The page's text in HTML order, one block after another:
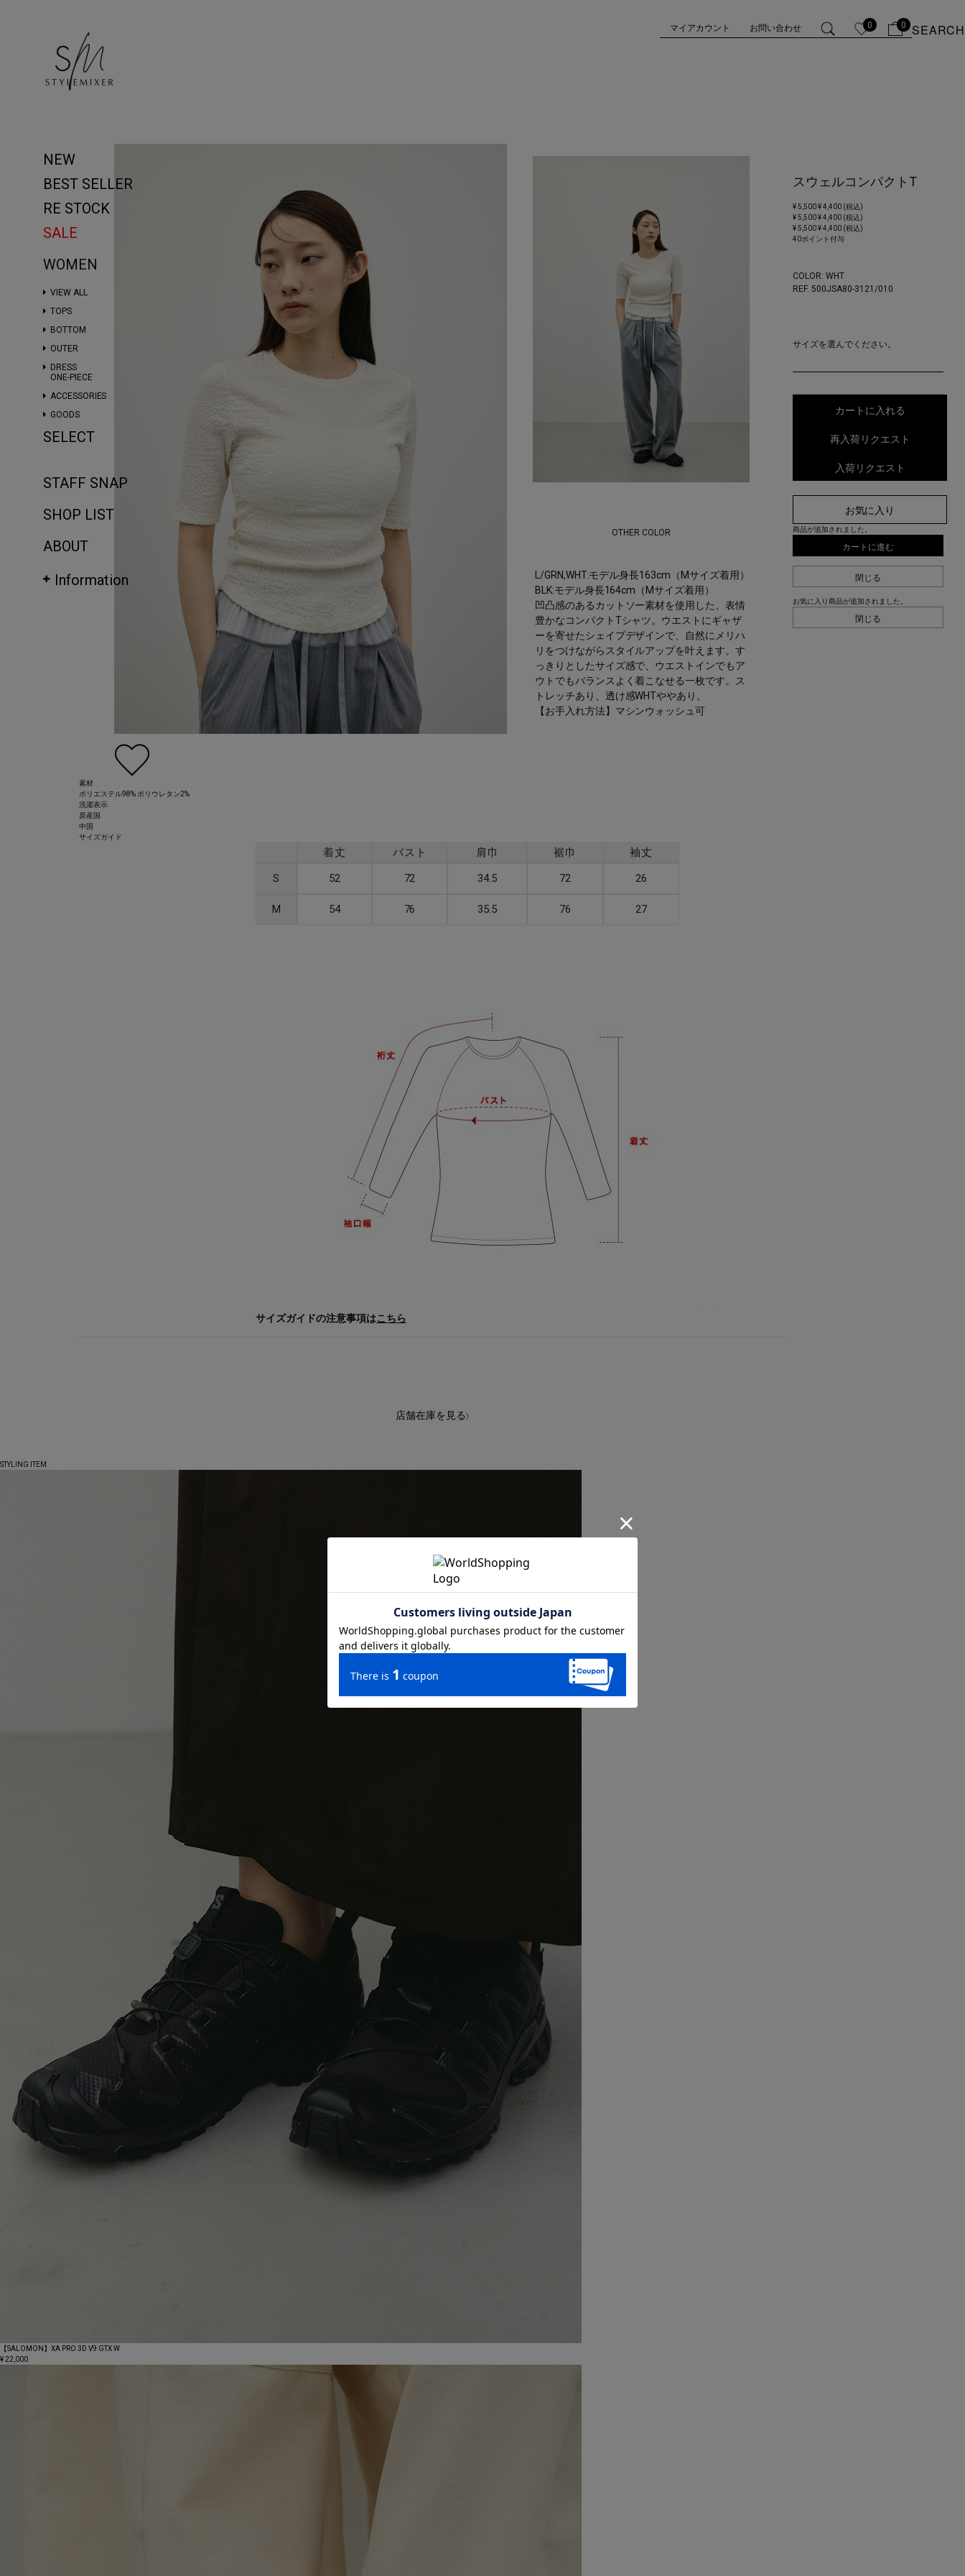
マイアカウント お問い合わせ 0 0 SEARCH
NEW
BEST SELLER
RE STOCK
SALE
WOMEN
VIEW ALL
TOPS
BOTTOM
OUTER
DRESS
ONE-PIECE
ACCESSORIES
GOODS
SELECT
STAFF SNAP
SHOP LIST
ABOUT
Information
スウェルコンパクトT
¥ 5,500¥ 4,400 (税込)
¥ 5,500¥ 4,400 (税込)
¥ 5,500¥ 4,400 (税込)
40ポイント付与
COLOR: WHT
REF. 500JSA80-3121/010
サイズを選んでください。
カートに入れる
再入荷リクエスト
入荷リクエスト
お気に入り
商品が追加されました。
カートに進む
閉じる
お気に入り商品が追加されました。
閉じる
OTHER COLOR
L/GRN,WHT:モデル身長163cm（Mサイズ着用）
BLK:モデル身長164cm（Mサイズ着用）
凹凸感のあるカットソー素材を使用した、表情
豊かなコンパクトTシャツ。ウエストにギャザ
ーを寄せたシェイプデザインで、自然にメリハ
リをつけながらスタイルアップを叶えます。す
っきりとしたサイズ感で、ウエストインでもア
ウトでもバランスよく着こなせる一枚です。ス
トレッチあり、透け感WHTややあり。
【お手入れ方法】マシンウォッシュ可
素材
ポリエステル98% ポリウレタン2%
洗濯表示
原産国
中国
サイズガイド
着丈 バスト 肩巾 裾巾
袖丈
S
52 72 34.5 72 26
M 54 76 35.5 76 27
サイズガイドの注意事項はこちら
店舗在庫を見る
STYLING ITEM
【SALOMON】XA PRO 3D V9 GTX W
¥ 22,000